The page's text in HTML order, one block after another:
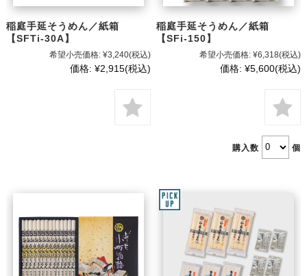
稲庭手延そうめん／紙箱
【SFTi-30A】
希望小売価格: ¥3,240(税込)
価格: ¥2,915(税込)
稲庭手延そうめん／紙箱
【SFi-150】
希望小売価格: ¥6,318(税込)
価格: ¥5,600(税込)
購入数 個